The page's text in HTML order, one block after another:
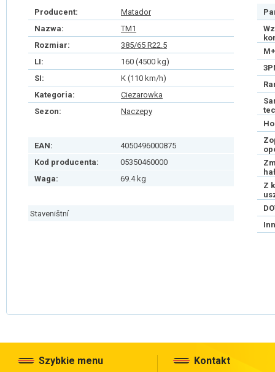
Producent:
Matador
Nazwa:
TM1
Rozmiar:
385/65 R22.5
LI:
160 (4500 kg)
SI:
K (110 km/h)
Kategoria:
Ciezarowka
Sezon:
Naczepy
EAN:
4050496000875
Kod producenta:
05350460000
Waga:
69.4 kg
Staveništní
Z
Szybkie menu Kontakt